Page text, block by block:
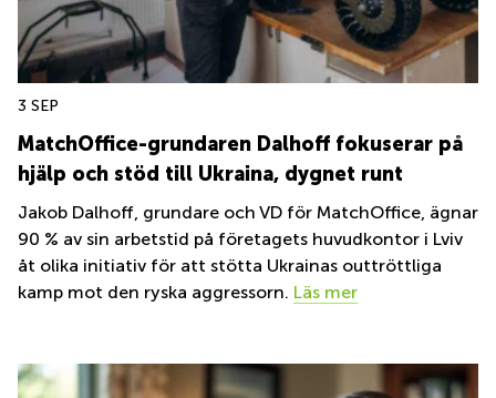
Virtuellt
kontor
Sollentuna
Vasastan
Coworking
Östermalm
Kontor
Malmö
Huddinge
Lediga
Hisingen
lokaler
Hägersten
3 SEP
MatchOffice-grundaren Dalhoff fokuserar på
hjälp och stöd till Ukraina, dygnet runt
Jakob Dalhoff, grundare och VD för MatchOffice, ägnar
90 % av sin arbetstid på företagets huvudkontor i Lviv
åt olika initiativ för att stötta Ukrainas outtröttliga
kamp mot den ryska aggressorn. Läs mer